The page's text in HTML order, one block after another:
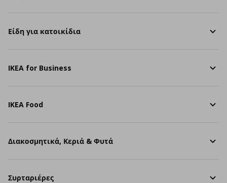
Είδη για κατοικίδια
IKEA for Business
IKEA Food
Διακοσμητικά, Κεριά & Φυτά
Συρταριέρες